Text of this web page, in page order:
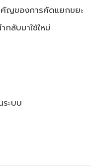
ญของการคัดแยกขยะ
กลับมาใช้ใหม่
ระบบ